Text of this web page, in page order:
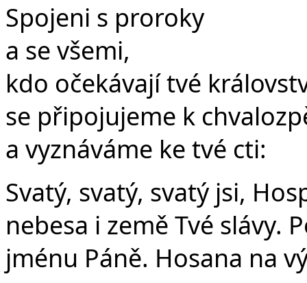
Spojeni s proroky
a se všemi,
kdo očekávají tvé
se připojujeme k
a vyznáváme ke tvé cti:
Svatý, svatý, svatý jsi,
nebesa i země Tvé slávy.
jménu Páně. Hosana na